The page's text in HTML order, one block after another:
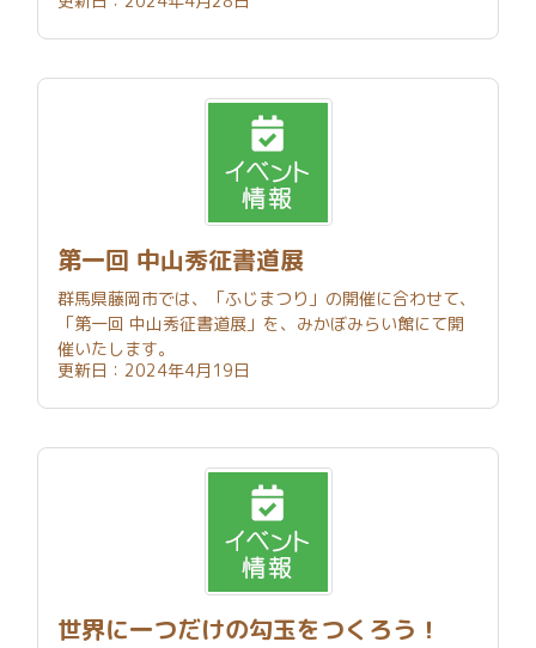
第一回 中山秀征書道展
群馬県藤岡市では、「ふじまつり」の開催に合わせて、
「第一回 中山秀征書道展」を、みかぼみらい館にて開
催いたします。
更新日：2024年4月19日
世界に一つだけの勾玉をつくろう！